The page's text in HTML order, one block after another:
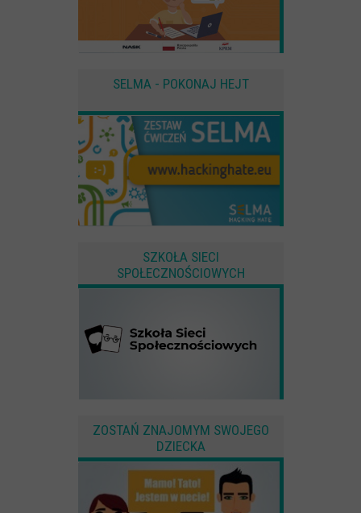
SELMA - POKONAJ HEJT
SZKOŁA SIECI
SPOŁECZNOŚCIOWYCH
ZOSTAŃ ZNAJOMYM SWOJEGO
DZIECKA